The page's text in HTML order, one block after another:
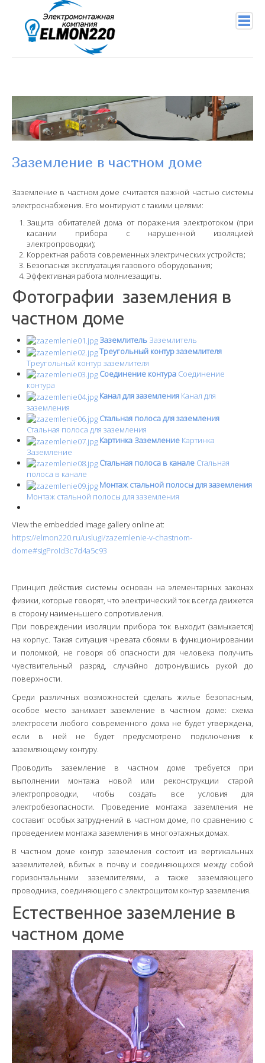
Главная
Услуги
Подключение проводов
Электромонтажные работы
Правила работы с электричеством
Монтаж СИП
Прокладка кабеля
Монтаж светильников
Замена электросчётчиков
Установка розеток-выключателей
Заземление в частном доме
Замена электропроводки
Прайс-Лист
О компании
Политика обработки персональных данных
Наши специалисты
Наша гарантия
Фотогалерея
г. Александров
г. Гусь-Хрустальный
г. Ковров
г. Суздаль
Заземление в частном доме
Заземление в частном доме считается важной частью системы
электроснабжения. Его монтируют с такими целями:
Защита обитателей дома от поражения электротоком (при
касании прибора с нарушенной изоляцией
электропроводки);
Корректная работа современных электрических устройств;
Безопасная эксплуатация газового оборудования;
Эффективная работа молниезащиты.
Фотографии заземления в
частном доме
Заземлитель Заземлитель
Треугольный контур заземлителя
Треугольный контур заземлителя
Соединение контура Соединение
контура
Канал для заземления Канал для
заземления
Стальная полоса для заземления
Стальная полоса для заземления
Картинка Заземление Картинка
Заземление
Стальная полоса в канале Стальная
полоса в канале
Монтаж стальной полосы для заземления
Монтаж стальной полосы для заземления
View the embedded image gallery online at:
https://elmon220.ru/uslugi/zazemlenie-v-chastnom-
dome#sigProId3c7d4a5c93
Принцип действия системы основан на элементарных законах
физики, которые говорят, что электрический ток всегда движется
в сторону наименьшего сопротивления.
При повреждении изоляции прибора ток выходит (замыкается)
на корпус. Такая ситуация чревата сбоями в функционировании
и поломкой, не говоря об опасности для человека получить
чувствительный разряд, случайно дотронувшись рукой до
поверхности.
Среди различных возможностей сделать жилье безопасным,
особое место занимает заземление в частном доме: схема
электросети любого современного дома не будет утверждена,
если в ней не будет предусмотрено подключения к
заземляющему контуру.
Проводить заземление в частном доме требуется при
выполнении монтажа новой или реконструкции старой
электропроводки, чтобы создать все условия для
электробезопасности. Проведение монтажа заземления не
составит особых затруднений в частном доме, по сравнению с
проведением монтажа заземления в многоэтажных домах.
В частном доме контур заземления состоит из вертикальных
заземлителей, вбитых в почву и соединяющихся между собой
горизонтальными заземлителями, а также заземляющего
проводника, соединяющего с электрощитом контур заземления.
Естественное заземление в
частном доме